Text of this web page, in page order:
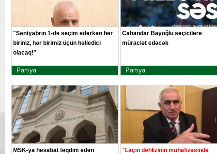
"Sentyabrın 1-də seçim edərkən hər
biriniz, hər birimiz üçün həlledici
olacaq!"
Partiya
Cahandar Bayoğlu seçicilərə
müraciət edəcək
Partiya
MSK-ya hesabat təqdim edən
"Laçın dəhlizinin mühafizəsində